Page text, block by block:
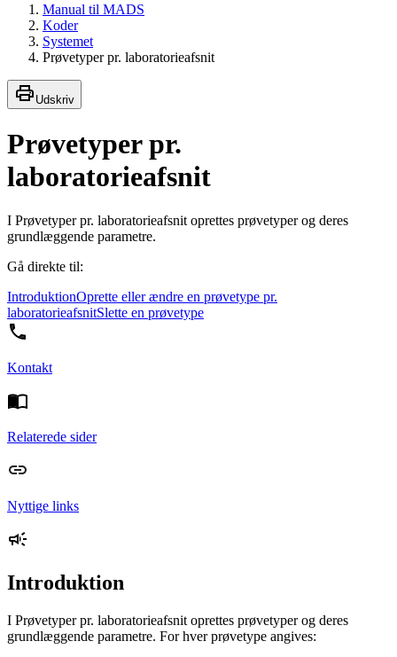
Manual til MADS
Koder
Systemet
Prøvetyper pr. laboratorieafsnit
Udskriv
Prøvetyper pr.
laboratorieafsnit
I Prøvetyper pr. laboratorieafsnit oprettes prøvetyper og deres
grundlæggende parametre.
Gå direkte til:
IntroduktionOprette eller ændre en prøvetype pr.
laboratorieafsnitSlette en prøvetype
Kontakt
Relaterede sider
Nyttige links
Introduktion
I Prøvetyper pr. laboratorieafsnit oprettes prøvetyper og deres
grundlæggende parametre. For hver prøvetype angives: